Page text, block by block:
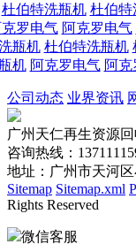
杜伯特洗瓶机 杜伯特
罗电气 阿克罗电气
瓶机 杜伯特洗瓶机
机 阿克罗电气 阿
公司动态 业界资讯
广州天仁再生资源
咨询热线：
地址：广州市天河
Sitemap Sitemap.xml
Rights Reserved
微信客服